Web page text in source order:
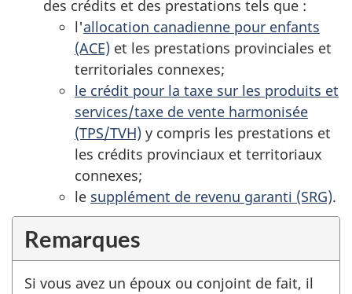
des crédits et des prestations tels que :
l'allocation canadienne pour enfants
(ACE) et les prestations provinciales et
territoriales connexes;
le crédit pour la taxe sur les produits et
services/taxe de vente harmonisée
(TPS/TVH) y compris les prestations et
les crédits provinciaux et territoriaux
connexes;
le supplément de revenu garanti (SRG).
Remarques
Si vous avez un époux ou conjoint de fait, il